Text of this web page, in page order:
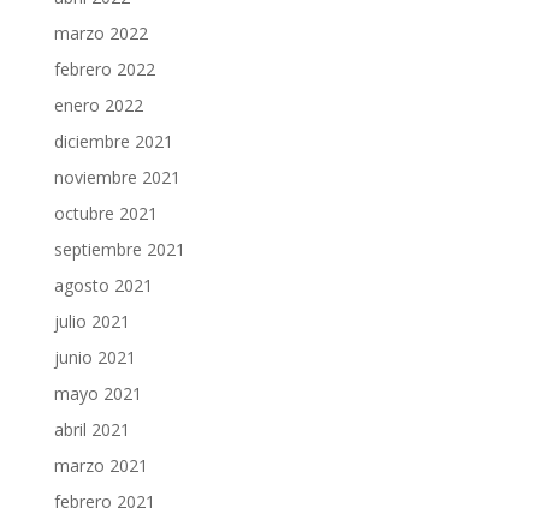
marzo 2022
febrero 2022
enero 2022
diciembre 2021
noviembre 2021
octubre 2021
septiembre 2021
agosto 2021
julio 2021
junio 2021
mayo 2021
abril 2021
marzo 2021
febrero 2021